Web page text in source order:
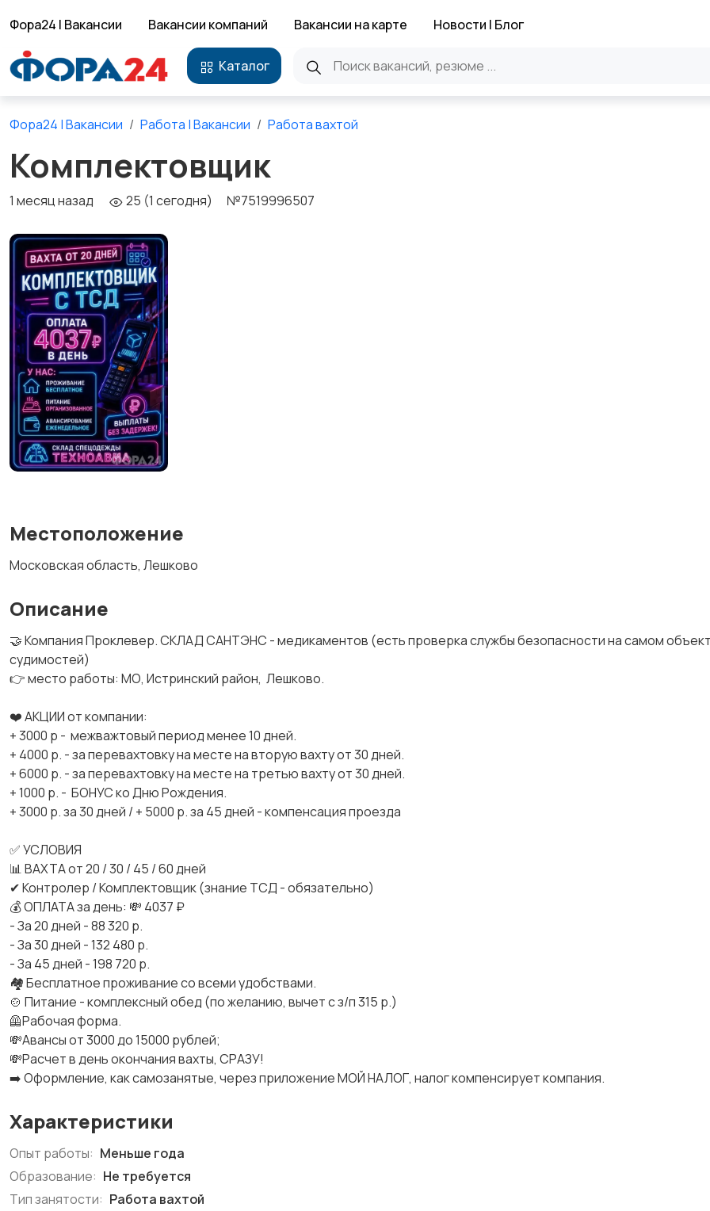
Фора24 | Вакансии Вакансии компаний Вакансии на карте Новости | Блог
Каталог
Фора24 | Вакансии Работа | Вакансии Работа вахтой
Комплектовщик
1 месяц назад 25 (1 сегодня) №7519996507
Местоположение
Московская область, Лешково
Описание
🤝 Компания Проклевер. СКЛАД САНТЭНС - медикаментов (есть проверка службы безопасности на самом
судимостей)
👉 место работы: МО, Истринский район, Лешково.
❤️ АКЦИИ от компании:
+ 3000 р - межважтовый период менее 10 дней.
+ 4000 р. - за перевахтовку на месте на вторую вахту от 30 дней.
+ 6000 р. - за перевахтовку на месте на третью вахту от 30 дней.
+ 1000 р. - БОНУС ко Дню Рождения.
+ 3000 р. за 30 дней / + 5000 р. за 45 дней - компенсация проезда
✅ УСЛОВИЯ
📊 ВАХТА от 20 / 30 / 45 / 60 дней
✔ Контролер / Комплектовщик (знание ТСД - обязательно)
💰 ОПЛАТА за день: 💸 4037 ₽
- За 20 дней - 88 320 р.
- За 30 дней - 132 480 р.
- За 45 дней - 198 720 р.
🏘️ Бесплатное проживание со всеми удобствами.
🍲 Питание - комплексный обед (по желанию, вычет с з/п 315 р.)
🦺Рабочая форма.
💸Авансы от 3000 до 15000 рублей;
💸Расчет в день окончания вахты, СРАЗУ!
➡️ Оформление, как самозанятые, через приложение МОЙ НАЛОГ, налог компенсирует компания.
Характеристики
Опыт работы: Меньше года
Образование: Не требуется
Тип занятости: Работа вахтой